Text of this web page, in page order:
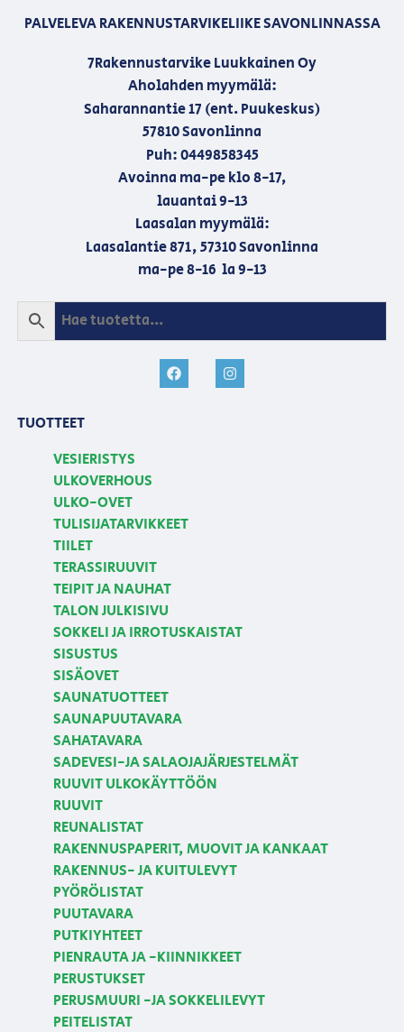
PALVELEVA RAKENNUSTARVIKELIIKE SAVONLINNASSA
7Rakennustarvike Luukkainen Oy
Aholahden myymälä:
Saharannantie 17 (ent. Puukeskus)
57810 Savonlinna
Puh: 0449858345
Avoinna ma-pe klo 8-17,
lauantai 9-13
Laasalan myymälä:
Laasalantie 871, 57310 Savonlinna
ma-pe 8-16 la 9-13
TUOTTEET
VESIERISTYS
ULKOVERHOUS
ULKO-OVET
TULISIJATARVIKKEET
TIILET
TERASSIRUUVIT
TEIPIT JA NAUHAT
TALON JULKISIVU
SOKKELI JA IRROTUSKAISTAT
SISUSTUS
SISÄOVET
SAUNATUOTTEET
SAUNAPUUTAVARA
SAHATAVARA
SADEVESI-JA SALAOJAJÄRJESTELMÄT
RUUVIT ULKOKÄYTTÖÖN
RUUVIT
REUNALISTAT
RAKENNUSPAPERIT, MUOVIT JA KANKAAT
RAKENNUS- JA KUITULEVYT
PYÖRÖLISTAT
PUUTAVARA
PUTKIYHTEET
PIENRAUTA JA -KIINNIKKEET
PERUSTUKSET
PERUSMUURI -JA SOKKELILEVYT
PEITELISTAT